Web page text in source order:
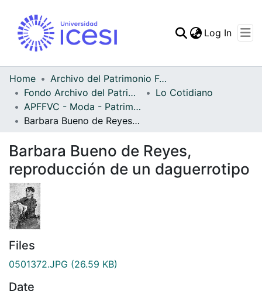
Statistics
Log In
Home
Archivo del Patrimonio Fotográfico y Fílmico del Valle del Cauca
Fondo Archivo del Patrimonio Fotográfico y Fílmico del Valle del Cauca
Lo Cotidiano
APFFVC - Moda - Patrimonial
Barbara Bueno de Reyes, reproducción de un daguerrotipo
Barbara Bueno de Reyes,
reproducción de un daguerrotipo
Files
0501372.JPG (26.59 KB)
Date